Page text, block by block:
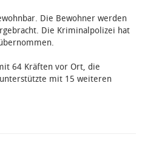
Die Bewohner werden
Die Kriminalpolizei hat
64 Kräften vor Ort, die
mit 15 weiteren